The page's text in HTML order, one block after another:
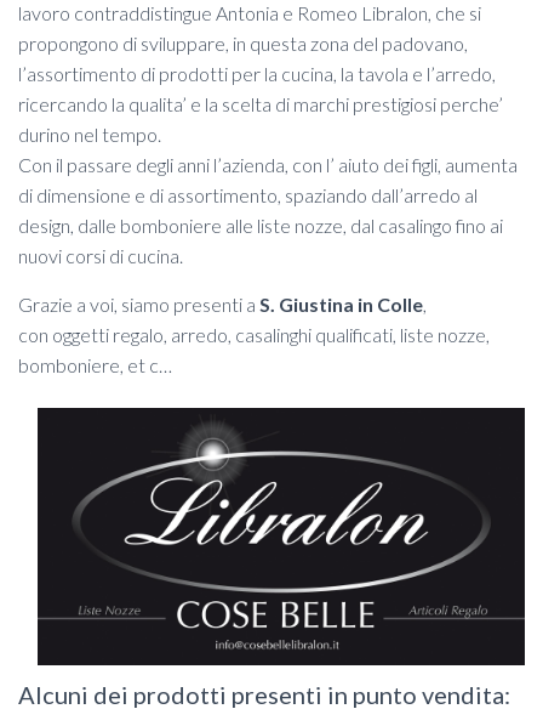
lavoro contraddistingue Antonia e Romeo Libralon, che si
propongono di sviluppare, in questa zona del padovano,
l’assortimento di prodotti per la cucina, la tavola e l’arredo,
ricercando la qualita’ e la scelta di marchi prestigiosi perche’
durino nel tempo.
Con il passare degli anni l’azienda, con l’ aiuto dei figli, aumenta
di dimensione e di assortimento, spaziando dall’arredo al
design, dalle bomboniere alle liste nozze, dal casalingo fino ai
nuovi corsi di cucina.
Grazie a voi, siamo presenti a S. Giustina in Colle,
con oggetti regalo, arredo, casalinghi qualificati, liste nozze,
bomboniere, et c…
Alcuni dei prodotti presenti in punto vendita: